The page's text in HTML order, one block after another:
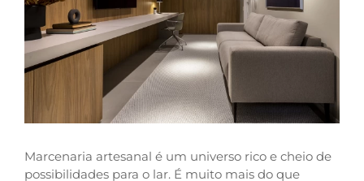
Marcenaria artesanal é um universo rico e cheio de
possibilidades para o lar. É muito mais do que